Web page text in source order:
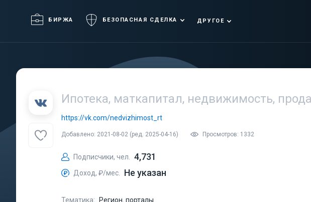
БИРЖА БЕЗОПАСНАЯ СДЕЛКА ДРУГОЕ
Ипотека, маткапитал, недвижимость,
https://vk.com/nedvizhimost_rt
Добавлено: 2021-08-02 (ред. 2025-04-16) Просмотров: 1332
Подписчики, чел. 4,731
Доход, ₽/мес. Не указан
Тематика:
Регион. порталы